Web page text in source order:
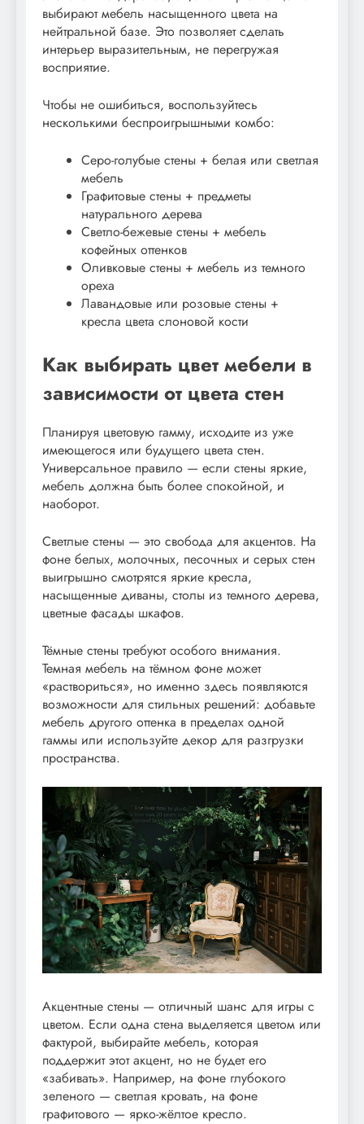
выбирают мебель насыщенного цвета на
нейтральной базе. Это позволяет сделать
интерьер выразительным, не перегружая
восприятие.
Чтобы не ошибиться, воспользуйтесь
несколькими беспроигрышными комбо:
Серо-голубые стены + белая или светлая
мебель
Графитовые стены + предметы
натурального дерева
Светло-бежевые стены + мебель
кофейных оттенков
Оливковые стены + мебель из темного
ореха
Лавандовые или розовые стены +
кресла цвета слоновой кости
Как выбирать цвет мебели в
зависимости от цвета стен
Планируя цветовую гамму, исходите из уже
имеющегося или будущего цвета стен.
Универсальное правило — если стены яркие,
мебель должна быть более спокойной, и
наоборот.
Светлые стены — это свобода для акцентов. На
фоне белых, молочных, песочных и серых стен
выигрышно смотрятся яркие кресла,
насыщенные диваны, столы из темного дерева,
цветные фасады шкафов.
Тёмные стены требуют особого внимания.
Темная мебель на тёмном фоне может
«раствориться», но именно здесь появляются
возможности для стильных решений: добавьте
мебель другого оттенка в пределах одной
гаммы или используйте декор для разгрузки
пространства.
Акцентные стены — отличный шанс для игры с
цветом. Если одна стена выделяется цветом или
фактурой, выбирайте мебель, которая
поддержит этот акцент, но не будет его
«забивать». Например, на фоне глубокого
зеленого — светлая кровать, на фоне
графитового — ярко-жёлтое кресло.